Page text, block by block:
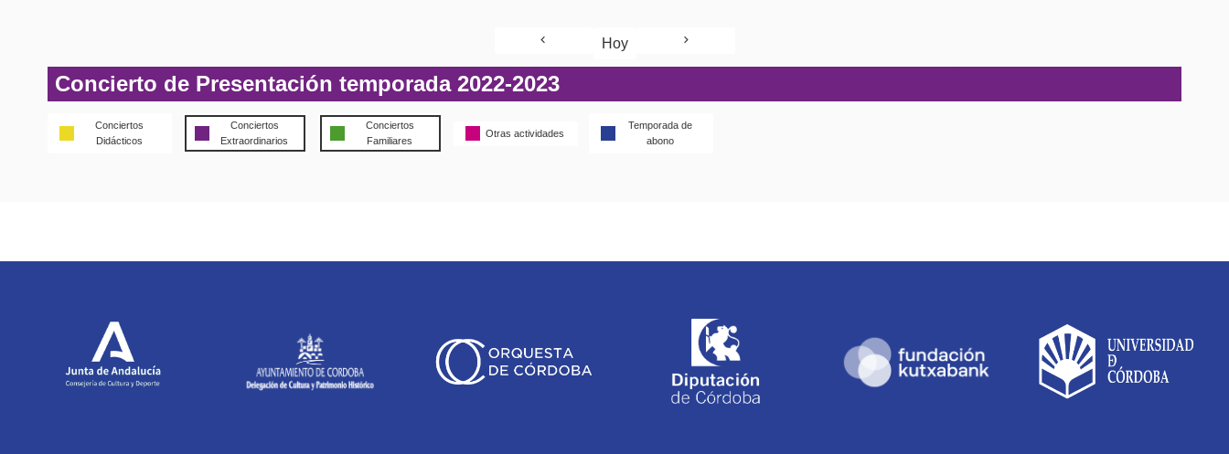
Hoy
Concierto de Presentación temporada 2022-2023
Conciertos
Didácticos
Conciertos
Extraordinarios
Conciertos
Familiares
Otras actividades
Temporada de
abono